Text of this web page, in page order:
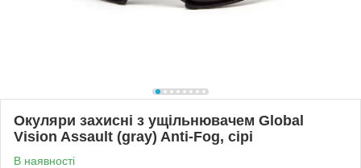
Окуляри захисні з ущільнювачем Global
Vision Assault (gray) Anti-Fog, сірі
В наявності